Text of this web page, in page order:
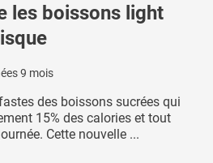
les boissons light
9 mois
des boissons sucrées qui
15% des calories et tout
Cette nouvelle ...